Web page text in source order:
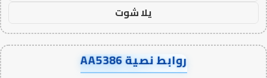
يلا شوت
روابط نصية AA5386